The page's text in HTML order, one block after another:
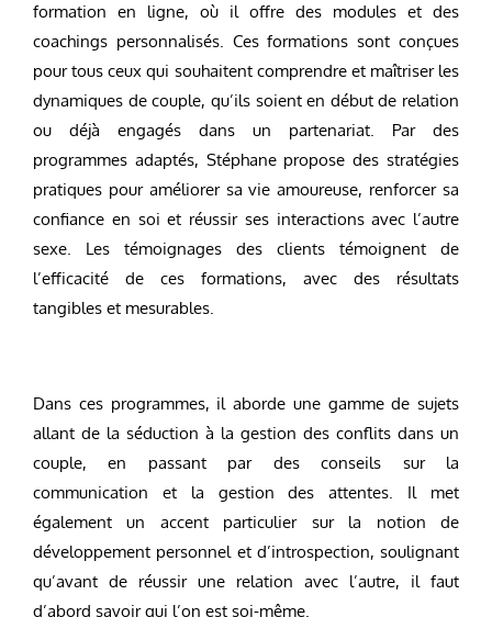
formation en ligne, où il offre des modules et des
coachings personnalisés. Ces formations sont conçues
pour tous ceux qui souhaitent comprendre et maîtriser les
dynamiques de couple, qu’ils soient en début de relation
ou déjà engagés dans un partenariat. Par des
programmes adaptés, Stéphane propose des stratégies
pratiques pour améliorer sa vie amoureuse, renforcer sa
confiance en soi et réussir ses interactions avec l’autre
sexe. Les témoignages des clients témoignent de
l’efficacité de ces formations, avec des résultats
tangibles et mesurables.
Dans ces programmes, il aborde une gamme de sujets
allant de la séduction à la gestion des conflits dans un
couple, en passant par des conseils sur la
communication et la gestion des attentes. Il met
également un accent particulier sur la notion de
développement personnel et d’introspection, soulignant
qu’avant de réussir une relation avec l’autre, il faut
d’abord savoir qui l’on est soi-même.